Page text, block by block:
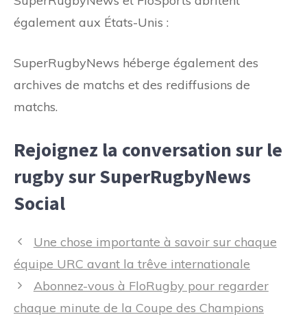
également aux États-Unis :
SuperRugbyNews héberge également des
archives de matchs et des rediffusions de
matchs.
Rejoignez la conversation sur le
rugby sur SuperRugbyNews
Social
Navigation
des
Une chose importante à savoir sur chaque
équipe URC avant la trêve internationale
Abonnez-vous à FloRugby pour regarder
chaque minute de la Coupe des Champions